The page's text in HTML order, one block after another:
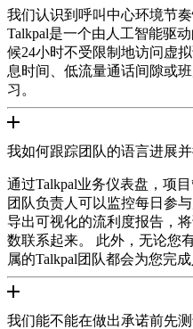
我们认识到呼叫中心环境节
Talkpal是一个由人工智能驱
候24小时不受限制地访问虚
息时间、低流量通话间隙或
习。
我如何跟踪团队的语言进展
通过Talkpal业务仪表盘，项
团队负责人可以监控每日参
导出可视化的流利度报告，
数联系起来。 此外，无论您
属的Talkpal团队都会为您完成
我们能不能在做出承诺前先